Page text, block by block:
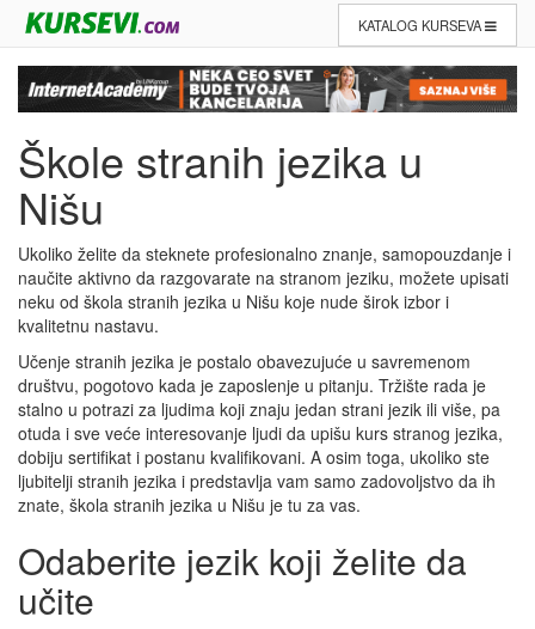
KATALOG KURSEVA
Škole stranih jezika u
Nišu
Ukoliko želite da steknete profesionalno znanje, samopouzdanje i
naučite aktivno da razgovarate na stranom jeziku, možete upisati
neku od škola stranih jezika u Nišu koje nude širok izbor i
kvalitetnu nastavu.
Učenje stranih jezika je postalo obavezujuće u savremenom
društvu, pogotovo kada je zaposlenje u pitanju. Tržište rada je
stalno u potrazi za ljudima koji znaju jedan strani jezik ili više, pa
otuda i sve veće interesovanje ljudi da upišu kurs stranog jezika,
dobiju sertifikat i postanu kvalifikovani. A osim toga, ukoliko ste
ljubitelji stranih jezika i predstavlja vam samo zadovoljstvo da ih
znate, škola stranih jezika u Nišu je tu za vas.
Odaberite jezik koji želite da
učite